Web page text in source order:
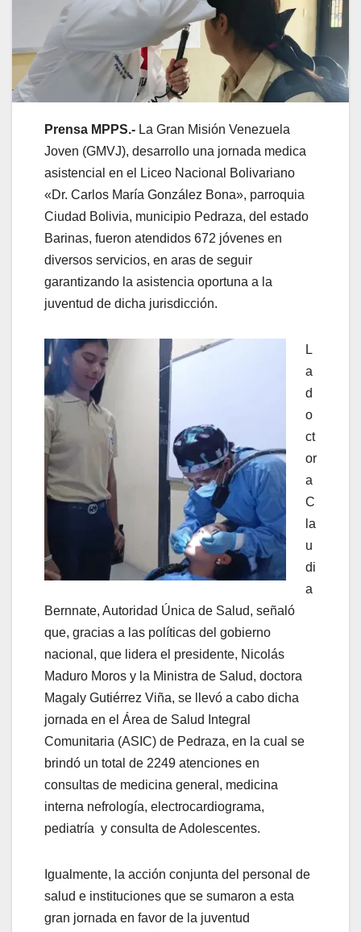
Prensa MPPS.- La Gran Misión Venezuela
Joven (GMVJ), desarrollo una jornada medica
asistencial en el Liceo Nacional Bolivariano
«Dr. Carlos María González Bona», parroquia
Ciudad Bolivia, municipio Pedraza, del estado
Barinas, fueron atendidos 672 jóvenes en
diversos servicios, en aras de seguir
garantizando la asistencia oportuna a la
juventud de dicha jurisdicción.
L
a
d
o
ct
or
a
C
la
u
di
a
Bernnate, Autoridad Única de Salud, señaló
que, gracias a las políticas del gobierno
nacional, que lidera el presidente, Nicolás
Maduro Moros y la Ministra de Salud, doctora
Magaly Gutiérrez Viña, se llevó a cabo dicha
jornada en el Área de Salud Integral
Comunitaria (ASIC) de Pedraza, en la cual se
brindó un total de 2249 atenciones en
consultas de medicina general, medicina
interna nefrología, electrocardiograma,
pediatría y consulta de Adolescentes.
Igualmente, la acción conjunta del personal de
salud e instituciones que se sumaron a esta
gran jornada en favor de la juventud